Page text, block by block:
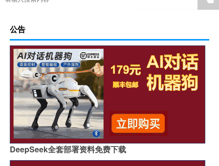
公告
DeepSeek全套部署资料免费下载